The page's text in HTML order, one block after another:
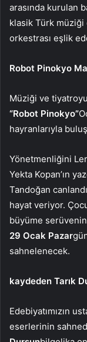
arasında kurulan
klasik Türk
orkestrası eşlik
Robot Pinokyo
Müziği ve
“Robot Pinokyo”
hayranlarıyla
Yönetmenliğini
Yekta Kopan’ın
Tandoğan
hayat veriyor.
büyüme
29 Ocak Pazar
sahnelenecek.
kaydeden Tarık
Edebiyatımızın
eserlerinin